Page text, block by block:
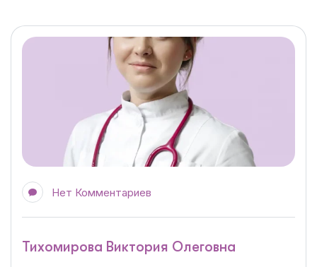
Нет Комментариев
Тихомирова Виктория Олеговна